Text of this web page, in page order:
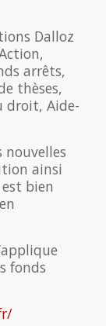
Dalloz
arrêts,
thèses,
droit, Aide-
nouvelles
ainsi
bien
fonds